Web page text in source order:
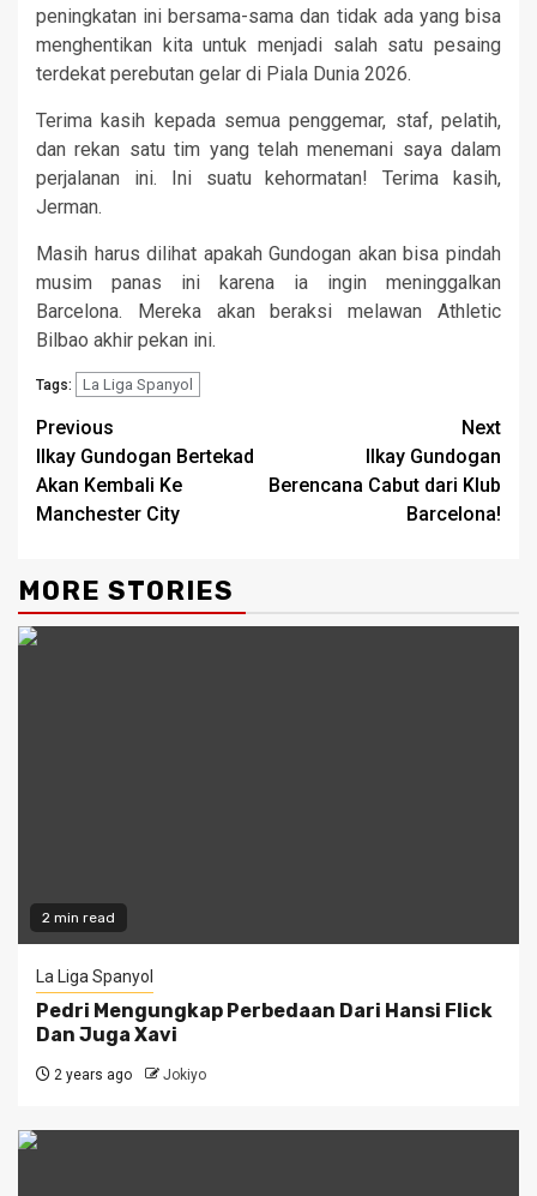
peningkatan ini bersama-sama dan tidak ada yang bisa
menghentikan kita untuk menjadi salah satu pesaing
terdekat perebutan gelar di Piala Dunia 2026.
Terima kasih kepada semua penggemar, staf, pelatih,
dan rekan satu tim yang telah menemani saya dalam
perjalanan ini. Ini suatu kehormatan! Terima kasih,
Jerman.
Masih harus dilihat apakah Gundogan akan bisa pindah
musim panas ini karena ia ingin meninggalkan
Barcelona. Mereka akan beraksi melawan Athletic
Bilbao akhir pekan ini.
Tags: La Liga Spanyol
Continue
Reading
Previous
Ilkay Gundogan Bertekad
Akan Kembali Ke
Manchester City
Next
Ilkay Gundogan
Berencana Cabut dari Klub
Barcelona!
MORE STORIES
2 min read
La Liga Spanyol
Pedri Mengungkap Perbedaan Dari Hansi Flick
Dan Juga Xavi
2 years ago Jokiyo